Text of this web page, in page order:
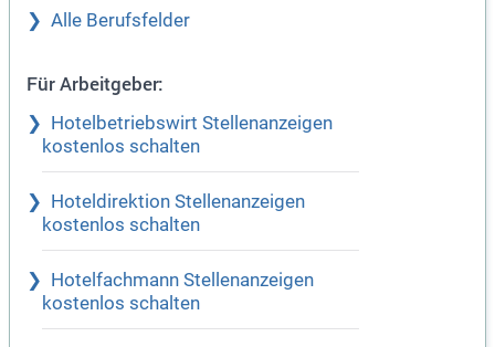
Alle Berufsfelder
Für Arbeitgeber:
Hotelbetriebswirt Stellenanzeigen
kostenlos schalten
Hoteldirektion Stellenanzeigen
kostenlos schalten
Hotelfachmann Stellenanzeigen
kostenlos schalten